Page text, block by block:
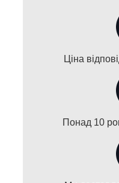
Ціна
Понад 10